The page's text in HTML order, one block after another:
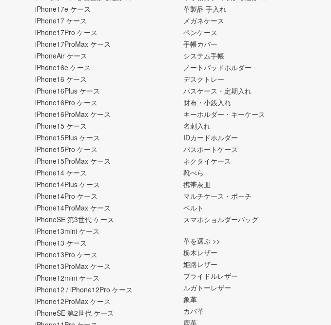
iPhone17e ケース
iPhone17 ケース
iPhone17Pro ケース
iPhone17ProMax ケース
iPhoneAir ケース
iPhone16e ケース
iPhone16 ケース
iPhone16Plus ケース
iPhone16Pro ケース
iPhone16ProMax ケース
iPhone15 ケース
iPhone15Plus ケース
iPhone15Pro ケース
iPhone15ProMax ケース
iPhone14 ケース
iPhone14Plus ケース
iPhone14Pro ケース
iPhone14ProMax ケース
iPhoneSE 第3世代 ケース
iPhone13mini ケース
iPhone13 ケース
iPhone13Pro ケース
iPhone13ProMax ケース
iPhone12mini ケース
iPhone12 / iPhone12Pro ケース
iPhone12ProMax ケース
iPhoneSE 第2世代 ケース
革製品 手入れ
メガネケース
ペンケース
手帳カバー
システム手帳
ノートパッドホルダー
デスクトレー
パスケース・定期入れ
財布・小銭入れ
キーホルダー・キーケース
名刺入れ
IDカードホルダー
パスポートケース
ネクタイケース
靴べら
携帯灰皿
マルチケース・ポーチ
ベルト
スマホショルダーバッグ
革を選ぶ >>
栃木レザー
姫路レザー
ブライドルレザー
ルガトーレザー
象革
カバ革
鹿革